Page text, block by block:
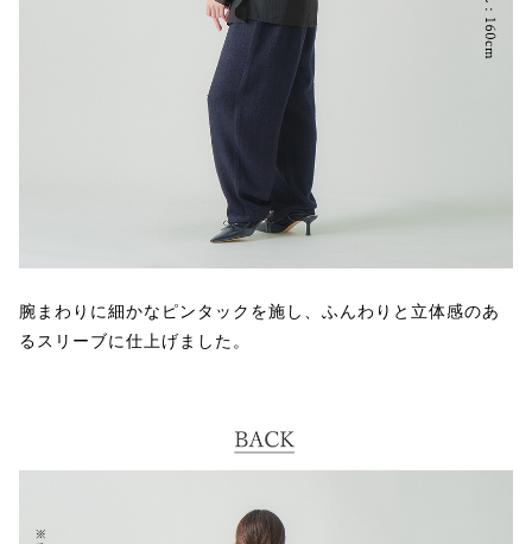
腕まわりに細かなピンタックを施し、ふんわりと立体感のあ
るスリーブに仕上げました。